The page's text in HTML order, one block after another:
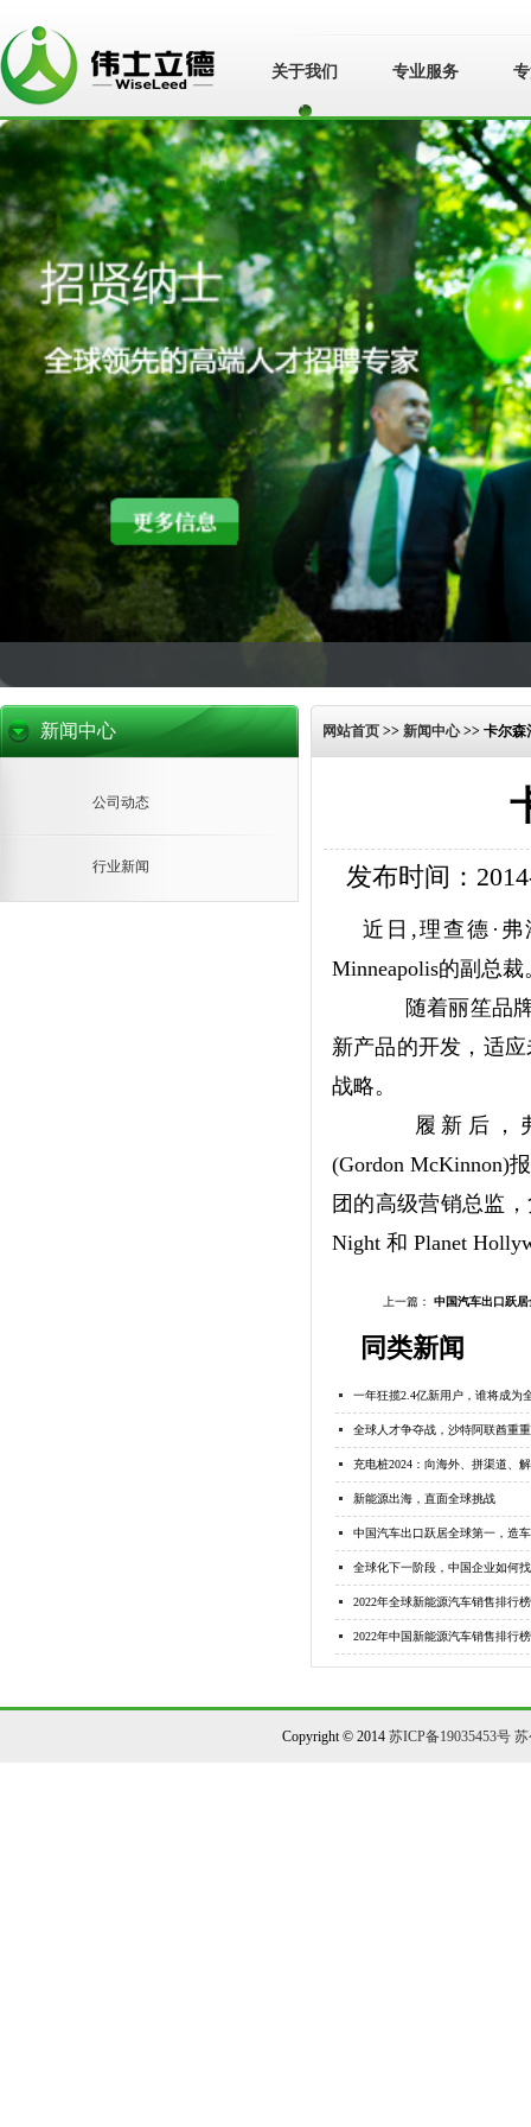
苏州伟士立德管
理咨询有限公
司">
苏州伟士立德管
理咨询有限公司
关于我们 专业服务
新闻中心
公司动态
行业新闻
网站首页 >> 新闻中心>> 卡尔森
发布时间：
近日,理查德·弗
Minneapolis的副总裁
随着丽笙品
新产品的开发，适
战略。
履新后，弗
(Gordon McKinnon)
团的高级营销总监
Night 和 Planet
上一篇： 中国汽车出口跃
同类新闻
一年狂揽2.4亿新用户，谁将成为
全球人才争夺战，沙特阿联酋重
充电桩2024：向海外、拼渠道、
新能源出海，直面全球挑战
中国汽车出口跃居全球第一，造
全球化下一阶段，中国企业如何
2022年全球新能源汽车销售排行榜
2022年中国新能源汽车销售排行榜
Copyright © 2014苏ICP备19035453号 苏